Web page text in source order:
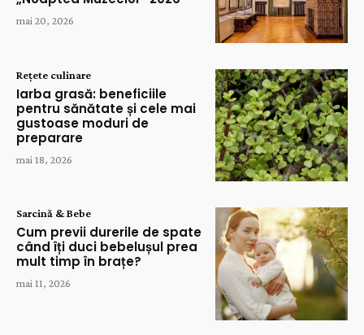
mai 20, 2026
Rețete culinare
Iarba grasă: beneficiile
pentru sănătate și cele mai
gustoase moduri de
preparare
mai 18, 2026
Sarcină & Bebe
Cum previi durerile de spate
când îți duci bebelușul prea
mult timp în brațe?
mai 11, 2026